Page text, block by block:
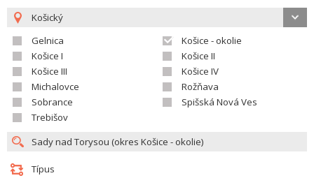
Košický
Gelnica
Košice - okolie
Košice I
Košice II
Košice III
Košice IV
Michalovce
Rožňava
Sobrance
Spišská Nová Ves
Trebišov
Típus